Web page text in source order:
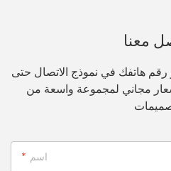
معنا
رقم هاتفك في نموذج الاتصال حتى
مجاني لمجموعة واسعة من
اسم